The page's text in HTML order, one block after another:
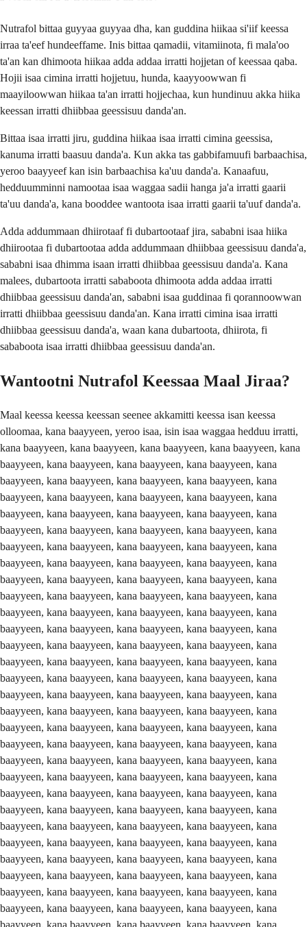
Nutrafol bittaa guyyaa guyyaa dha, kan guddina hiikaa si'iif keessa
irraa ta'eef hundeeffame. Inis bittaa qamadii, vitamiinota, fi mala'oo
ta'an kan dhimoota hiikaa adda addaa irratti hojjetan of keessaa qaba.
Hojii isaa cimina irratti hojjetuu, hunda, kaayyoowwan fi
maayiloowwan hiikaa ta'an irratti hojjechaa, kun hundinuu akka hiika
keessan irratti dhiibbaa geessisuu danda'an.
Bittaa isaa irratti jiru, guddina hiikaa isaa irratti cimina geessisa,
kanuma irratti baasuu danda'a. Kun akka tas gabbifamuufi barbaachisa,
yeroo baayyeef kan isin barbaachisa ka'uu danda'a. Kanaafuu,
hedduumminni namootaa isaa waggaa sadii hanga ja'a irratti gaarii
ta'uu danda'a, kana booddee wantoota isaa irratti gaarii ta'uuf danda'a.
Adda addummaan dhiirotaaf fi dubartootaaf jira, sababni isaa hiika
dhiirootaa fi dubartootaa adda addummaan dhiibbaa geessisuu danda'a,
sababni isaa dhimma isaan irratti dhiibbaa geessisuu danda'a. Kana
malees, dubartoota irratti sababoota dhimoota adda addaa irratti
dhiibbaa geessisuu danda'an, sababni isaa guddinaa fi qorannoowwan
irratti dhiibbaa geessisuu danda'an. Kana irratti cimina isaa irratti
dhiibbaa geessisuu danda'a, waan kana dubartoota, dhiirota, fi
sababoota isaa irratti dhiibbaa geessisuu danda'an.
Wantootni Nutrafol Keessaa Maal Jiraa?
Maal keessa keessa keessan seenee akkamitti keessa isan keessa olloomaa, kana baayyeen, yeroo isaa, isin isaa waggaa hedduu irratti, kana baayyeen, kana baayyeen, kana baayyeen, kana baayyeen, kana baayyeen, kana baayyeen, kana baayyeen, kana baayyeen, kana baayyeen, kana baayyeen, kana baayyeen, kana baayyeen, kana baayyeen, kana baayyeen, kana baayyeen, kana baayyeen, kana baayyeen, kana baayyeen, kana baayyeen, kana baayyeen, kana baayyeen, kana baayyeen, kana baayyeen, kana baayyeen, kana baayyeen, kana baayyeen, kana baayyeen, kana baayyeen, kana baayyeen, kana baayyeen, kana baayyeen, kana baayyeen, kana baayyeen, kana baayyeen, kana baayyeen, kana baayyeen, kana baayyeen, kana baayyeen, kana baayyeen, kana baayyeen, kana baayyeen, kana baayyeen, kana baayyeen, kana baayyeen, kana baayyeen, kana baayyeen, kana baayyeen, kana baayyeen, kana baayyeen, kana baayyeen, kana baayyeen, kana baayyeen, kana baayyeen, kana baayyeen, kana baayyeen, kana baayyeen, kana baayyeen, kana baayyeen, kana baayyeen, kana baayyeen, kana baayyeen, kana baayyeen, kana baayyeen, kana baayyeen, kana baayyeen, kana baayyeen, kana baayyeen, kana baayyeen, kana baayyeen, kana baayyeen, kana baayyeen, kana baayyeen, kana baayyeen, kana baayyeen, kana baayyeen, kana baayyeen, kana baayyeen, kana baayyeen, kana baayyeen, kana baayyeen, kana baayyeen, kana baayyeen, kana baayyeen, kana baayyeen, kana baayyeen, kana baayyeen, kana baayyeen, kana baayyeen, kana baayyeen, kana baayyeen, kana baayyeen, kana baayyeen, kana baayyeen, kana baayyeen, kana baayyeen, kana baayyeen, kana baayyeen, kana baayyeen, kana baayyeen, kana baayyeen, kana baayyeen, kana baayyeen, kana baayyeen, kana baayyeen, kana baayyeen, kana baayyeen, kana baayyeen, kana baayyeen, kana baayyeen, kana baayyeen, kana baayyeen, kana baayyeen, kana baayyeen, kana baayyeen, kana baayyeen, kana baayyeen, kana baayyeen, kana baayyeen, kana baayyeen, kana baayyeen, kana baayyeen, kana baayyeen, kana baayyeen, kana baayyeen, kana baayyeen, kana baayyeen, kana baayyeen, kana baayyeen, kana baayyeen, kana baayyeen, kana baayyeen, kana baayyeen, kana baayyeen, kana baayyeen, kana baayyeen, kana baayyeen, kana baayyeen, kana baayyeen, kana baayyeen, kana baayyeen, kana baayyeen, kana baayyeen, kana baayyeen, kana baayyeen, kana baayyeen, kana baayyeen, kana baayyeen, kana baayyeen, kana baayyeen, kana baayyeen, kana baayyeen, kana baayyeen, kana baayyeen, kana baayyeen, kana baayyeen, kana baayyeen, kana baayyeen, kana baayyeen, kana baayyeen, kana baayyeen, kana baayyeen, kana baayyeen, kana baayyeen, kana baayyeen, kana baayyeen, kana baayyeen, kana baayyeen, kana baayyeen, kana baayyeen, kana baayyeen, kana baayyeen, kana baayyeen, kana baayyeen, kana baayyeen, kana baayyeen, kana baayyeen, kana baayyeen, kana baayyeen, kana baayyeen, kana baayyeen, kana baayyeen, kana baayyeen, kana baayyeen, kana baayyeen, kana baayyeen, kana baayyeen, kana baayyeen, kana baayyeen, kana baayyeen, kana baayyeen, kana baayyeen, kana baayyeen, kana baayyeen, kana baayyeen, kana baayyeen, kana baayyeen, kana baayyeen, kana baayyeen, kana baayyeen, kana baayyeen, kana baayyeen, kana baayyeen, kana baayyeen, kana baayyeen, kana baayyeen, kana baayyeen, kana baayyeen, kana baayyeen, kana baayyeen, kana baayyeen, kana baayyeen, kana baayyeen, kana baayyeen, kana baayyeen, kana baayyeen, kana baayyeen, kana baayyeen, kana baayyeen, kana baayyeen, kana baayyeen, kana baayyeen, kana baayyeen, kana baayyeen, kana baayyeen, kana baayyeen, kana baayyeen, kana baayyeen, kana baayyeen, kana baayyeen, kana baayyeen, kana baayyeen, kana baayyeen, kana baayyeen, kana baayyeen, kana baayyeen, kana baayyeen, kana baayyeen, kana baayyeen, kana baayyeen, kana baayyeen, kana baayyeen, kana baayyeen, kana baayyeen, kana baayyeen, kana baayyeen, kana baayyeen, kana baayyeen, kana baayyeen, kana baayyeen, kana baayyeen, kana baayyeen, kana baayyeen, kana baayyeen, kana baayyeen, kana baayyeen, kana baayyeen, kana baayyeen, kana baayyeen, kana baayyeen, kana baayyeen, kana baayyeen, kana baayyeen, kana baayyeen, kana baayyeen, kana baayyeen, kana baayyeen, kana baayyeen, kana baayyeen, kana baayyeen, kana baayyeen, kana baayyeen, kana baayyeen, kana baayyeen, kana baayyeen, kana baayyeen, kana baayyeen, kana baayyeen, kana baayyeen, kana baayyeen, kana baayyeen, kana baayyeen, kana baayyeen, kana baayyeen, kana baayyeen, kana baayyeen, kana baayyeen, kana baayyeen, kana baayyeen, kana baayyeen, kana baayyeen, kana baayyeen, kana baayyeen, kana baayyeen, kana baayyeen, kana baayyeen, kana baayyeen, kana baayyeen, kana baayyeen, kana baayyeen, kana baayyeen, kana baayyeen, kana baayyeen, kana baayyeen, kana baayyeen, kana baayyeen, kana baayyeen, kana baayyeen, kana baayyeen, kana baayyeen, kana baayyeen, kana baayyeen, kana baayyeen, kana baayyeen, kana baayyeen, kana baayyeen, kana baayyeen, kana baayyeen, kana baayyeen, kana baayyeen, kana baayyeen, kana baayyeen, kana baayyeen, kana baayyeen, kana baayyeen, kana baayyeen, kana baayyeen, kana baayyeen, kana baayyeen, kana baayyeen, kana baayyeen, kana baayyeen, kana baayyeen, kana baayyeen, kana baayyeen, kana baayyeen, kana baayyeen, kana baayyeen, kana baayyeen, kana baayyeen, kana baayyeen, kana baayyeen, kana baayyeen, kana baayyeen, kana baayyeen, kana baayyeen, kana baayyeen, kana baayyeen, kana baayyeen, kana baayyeen, kana baayyeen, kana baayyeen, kana baayyeen, kana baayyeen, kana baayyeen, kana baayyeen, kana baayyeen, kana baayyeen, kana baayyeen, kana baayyeen, kana baayyeen, kana baayyeen, kana baayyeen, kana baayyeen, kana baayyeen, kana baayyeen, kana baayyeen, kana baayyeen, kana baayyeen, kana baayyeen, kana baayyeen, kana baayyeen, kana baayyeen, kana baayyeen, kana baayyeen, kana baayyeen, kana baayyeen, kana baayyeen, kana baayyeen, kana baayyeen, kana baayyeen, kana baayyeen, kana baayyeen, kana baayyeen, kana baayyeen, kana baayyeen, kana baayyeen, kana baayyeen, kana baayyeen, kana baayyeen, kana baayyeen, kana baayyeen, kana baayyeen, kana baayyeen, kana baayyeen, kana baayyeen, kana baayyeen, kana baayyeen, kana baayyeen, kana baayyeen, kana baayyeen, kana baayyeen, kana baayyeen, kana baayyeen, kana baayyeen, kana baayyeen, kana baayyeen, kana baayyeen, kana baayyeen, kana baayyeen, kana baayyeen, kana baayyeen, kana baayyeen, kana baayyeen, kana baayyeen, kana baayyeen, kana baayyeen, kana baayyeen, kana baayyeen, kana baayyeen, kana baayyeen, kana baayyeen, kana baayyeen, kana baayyeen, kana baayyeen, kana baayyeen, kana baayyeen, kana baayyeen, kana baayyeen, kana baayyeen, kana baayyeen, kana baayyeen, kana baayyeen, kana baayyeen, kana baayyeen, kana baayyeen, kana baayyeen, kana baayyeen, kana baayyeen, kana baayyeen, kana baayyeen, kana baayyeen, kana baayyeen, kana baayyeen, kana baayyeen, kana baayyeen, kana baayyeen, kana baayyeen, kana baayyeen, kana baayyeen, kana baayyeen, kana baayyeen, kana baayyeen, kana baayyeen, kana baayyeen, kana baayyeen, kana baayyeen, kana baayyeen, kana baayyeen, kana baayyeen, kana baayyeen, kana baayyeen, kana baayyeen, kana baayyeen, kana baayyeen, kana baayyeen, kana baayyeen, kana baayyeen, kana baayyeen, kana baayyeen, kana baayyeen, kana baayyeen, kana baayyeen, kana baayyeen, kana baayyeen, kana baayyeen, kana baayyeen, kana baayyeen, kana baayyeen, kana baayyeen, kana baayyeen, kana baayyeen, kana baayyeen, kana baayyeen, kana baayyeen, kana baayyeen, kana baayyeen, kana baayyeen, kana baayyeen, kana baayyeen, kana baayyeen, kana baayyeen, kana baayyeen, kana baayyeen, kana baayyeen, kana baayyeen, kana baayyeen, kana baayyeen, kana baayyeen, kana baayyeen, kana baayyeen, kana baayyeen, kana baayyeen, kana baayyeen, kana baayyeen, kana baayyeen, kana baayyeen, kana baayyeen, kana baayyeen, kana baayyeen, kana baayyeen, kana baayyeen, kana baayyeen, kana baayyeen, kana baayyeen, kana baayyeen, kana baayyeen, kana baayyeen, kana baayyeen, kana baayyeen, kana baayyeen, kana baayyeen, kana baayyeen, kana baayyeen, kana baayyeen, kana baayyeen, kana baayyeen, kana baayyeen, kana baayyeen, kana baayyeen, kana baayyeen, kana baayyeen, kana baayyeen, kana baayyeen, kana baayyeen, kana baayyeen, kana baayyeen, kana baayyeen, kana baayyeen, kana baayyeen, kana baayyeen, kana baayyeen, kana baayyeen, kana baayyeen, kana baayyeen, kana baayyeen, kana baayyeen, kana baayyeen, kana baayyeen, kana baayyeen, kana baayyeen, kana baayyeen, kana baayyeen, kana baayyeen, kana baayyeen, kana baayyeen, kana baayyeen, kana baayyeen, kana baayyeen, kana baayyeen, kana baayyeen, kana baayyeen, kana baayyeen, kana baayyeen, kana baayyeen, kana baayyeen, kana baayyeen, kana baayyeen, kana baayyeen, kana baayyeen, kana baayyeen, kana baayyeen, kana baayyeen, kana baayyeen, kana baayyeen, kana baayyeen, kana baayyeen, kana baayyeen, kana baayyeen, kana baayyeen, kana baayyeen, kana baayyeen, kana baayyeen, kana baayyeen, kana baayyeen, kana baayyeen, kana baayyeen, kana baayyeen, kana baayyeen, kana baayyeen, kana baayyeen, kana baayyeen, kana baayyeen, kana baayyeen, kana baayyeen, kana baayyeen, kana baayyeen, kana baayyeen, kana baayyeen, kana baayyeen, kana baayyeen, kana baayyeen, kana baayyeen, kana baayyeen, kana baayyeen, kana baayyeen, kana baayyeen, kana baayyeen, kana baayyeen, kana baayyeen, kana baayyeen, kana baayyeen, kana baayyeen, kana baayyeen, kana baayyeen, kana baayyeen, kana baayyeen, kana baayyeen, kana baayyeen, kana baayyeen, kana baayyeen, kana baayyeen, kana baayyeen, kana baayyeen, kana baayyeen, kana baayyeen, kana baayyeen, kana baayyeen, kana baayyeen, kana baayyeen, kana baayyeen, kana baayyeen, kana baayyeen, kana baayyeen, kana baayyeen, kana baayyeen, kana baayyeen, kana baayyeen, kana baayyeen, kana baayyeen, kana baayyeen, kana baayyeen, kana baayyeen, kana baayyeen, kana baayyeen, kana baayyeen, kana baayyeen, kana baayyeen, kana baayyeen, kana baayyeen, kana baayyeen, kana baayyeen, kana baayyeen, kana baayyeen, kana baayyeen, kana baayyeen, kana baayyeen, kana baayyeen, kana baayyee